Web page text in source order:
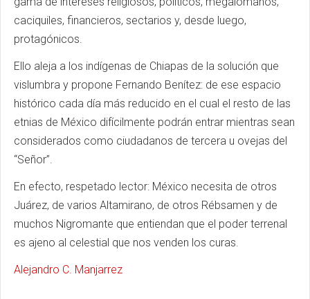
caciquiles, financieros, sectarios y, desde luego,
protagónicos.
Ello aleja a los indígenas de Chiapas de la solución que
vislumbra y propone Fernando Benítez: de ese espacio
histórico cada día más reducido en el cual el resto de las
etnias de México difícilmente podrán entrar mientras sean
considerados como ciudadanos de tercera u ovejas del
“Señor”.
En efecto, respetado lector: México necesita de otros
Juárez, de varios Altamirano, de otros Rébsamen y de
muchos Nigromante que entiendan que el poder terrenal
es ajeno al celestial que nos venden los curas.
Alejandro C. Manjarrez